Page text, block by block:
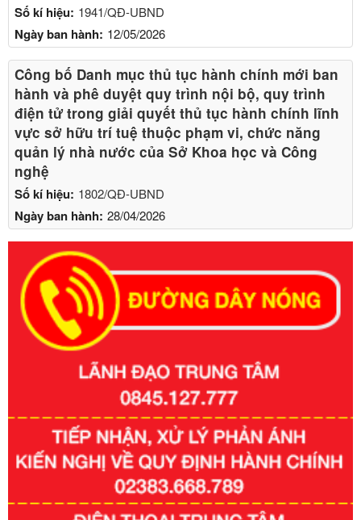
Số kí hiệu: 1941/QĐ-UBND
Ngày ban hành: 12/05/2026
Số kí hiệu: 1802/QĐ-UBND
Ngày ban hành: 28/04/2026
Công bố Danh mục thủ tục hành chính mới ban
hành và phê duyệt quy trình nội bộ, quy trình
điện tử trong giải quyết thủ tục hành chính lĩnh
vực sở hữu trí tuệ thuộc phạm vi, chức năng
quản lý nhà nước của Sở Khoa học và Công
nghệ